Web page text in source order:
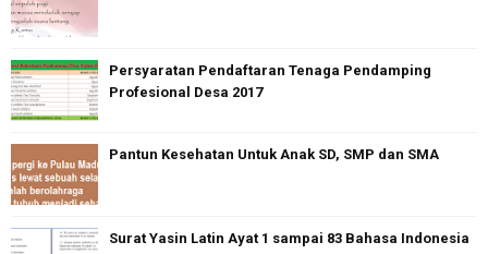
Persyaratan Pendaftaran Tenaga Pendamping
Profesional Desa 2017
Pantun Kesehatan Untuk Anak SD, SMP dan SMA
Surat Yasin Latin Ayat 1 sampai 83 Bahasa Indonesia